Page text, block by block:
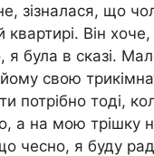
зізналася, що
квартирі. Він
була в сказі.
свою
потрібно тоді,
а на мою
чесно, я буду